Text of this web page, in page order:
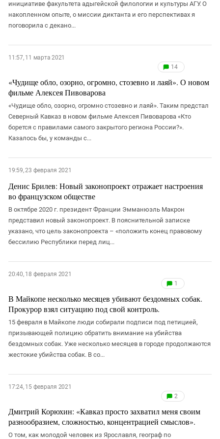
инициативе факультета адыгейской филологии и культуры АГУ. О
накопленном опыте, о миссии диктанта и его перспективах я
поговорила с декано...
11:57, 11 марта 2021
14
«Чудище обло, озорно, огромно, стозевно и лаяй». О новом
фильме Алексея Пивоварова
«Чудище обло, озорно, огромно стозевно и лаяй». Таким предстал
Северный Кавказ в новом фильме Алексея Пивоварова «Кто
борется с правилами самого закрытого региона России?».
Казалось бы, у команды с...
19:59, 23 февраля 2021
Денис Брилев: Новый законопроект отражает настроения
во французском обществе
В октябре 2020 г. президент Франции Эмманюэль Макрон
представил новый законопроект. В пояснительной записке
указано, что цель законопроекта – «положить конец правовому
бессилию Республики перед лиц...
20:40, 18 февраля 2021
1
В Майкопе несколько месяцев убивают бездомных собак.
Прокурор взял ситуацию под свой контроль.
15 февраля в Майкопе люди собирали подписи под петицией,
призывающей полицию обратить внимание на убийства
бездомных собак. Уже несколько месяцев в городе продолжаются
жестокие убийства собак. В со...
17:24, 15 февраля 2021
2
Дмитрий Корюхин: «Кавказ просто захватил меня своим
разнообразием, сложностью, концентрацией смыслов».
О том, как молодой человек из Ярославля, географ по